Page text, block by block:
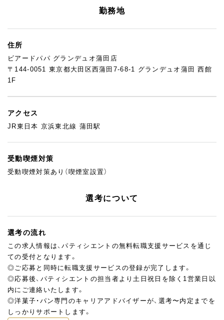
勤務地
住所
ビアードパパ グランデュオ蒲田店
〒144-0051 東京都大田区西蒲田7-68-1 グランデュオ蒲田 西館
1F
アクセス
JR東日本 京浜東北線 蒲田駅
受動喫煙対策
受動喫煙対策あり（喫煙室設置）
選考について
選考の流れ
この求人情報は、パティシエントの無料転職支援サービスを通じ
ての受付となります。
◎ご応募と同時に転職支援サービスの登録が完了します。
◎応募後、パティシエントの担当者より土日祝日を除く1営業日以
内にご連絡いたします。
◎洋菓子・パン専門のキャリアアドバイザーが、選考〜内定までを
しっかりサポートします。